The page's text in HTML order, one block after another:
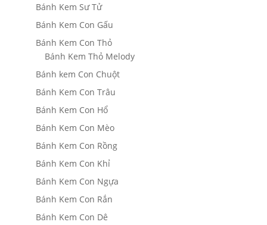
Bánh Kem Sư Tử
Bánh Kem Con Gấu
Bánh Kem Con Thỏ
Bánh Kem Thỏ Melody
Bánh kem Con Chuột
Bánh Kem Con Trâu
Bánh Kem Con Hổ
Bánh Kem Con Mèo
Bánh Kem Con Rồng
Bánh Kem Con Khỉ
Bánh Kem Con Ngựa
Bánh Kem Con Rắn
Bánh Kem Con Dê